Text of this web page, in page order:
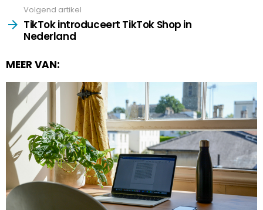
Volgend artikel
TikTok introduceert TikTok Shop in
Nederland
MEER VAN: